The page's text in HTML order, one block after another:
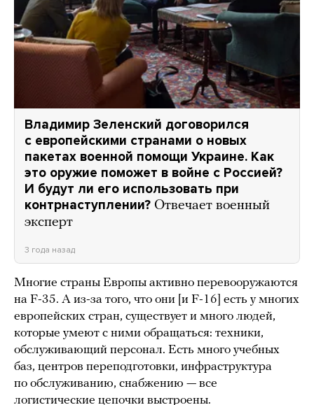
Владимир Зеленский договорился
с европейскими странами о новых
пакетах военной помощи Украине. Как
это оружие поможет в войне с Россией?
И будут ли его использовать при
контрнаступлении? Отвечает военный
эксперт
3 года назад
Многие страны Европы активно перевооружаются
на F-35. А из-за того, что они [и F-16] есть у многих
европейских стран, существует и много людей,
которые умеют с ними обращаться: техники,
обслуживающий персонал. Есть много учебных
баз, центров переподготовки, инфраструктура
по обслуживанию, снабжению — все
логистические цепочки выстроены.